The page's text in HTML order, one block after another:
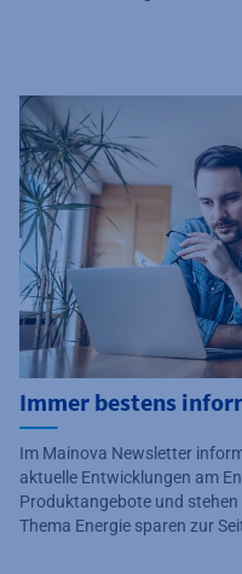
Immer bestens
Im Mainova Newsletter
aktuelle Entwicklungen am
Produktangebote und
Thema Energie sparen zur